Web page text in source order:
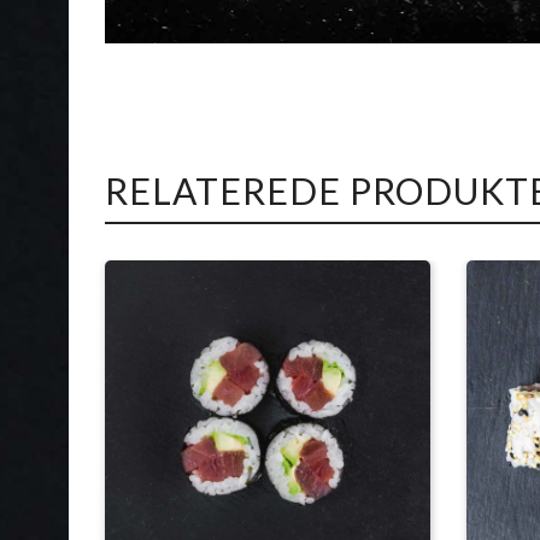
RELATEREDE